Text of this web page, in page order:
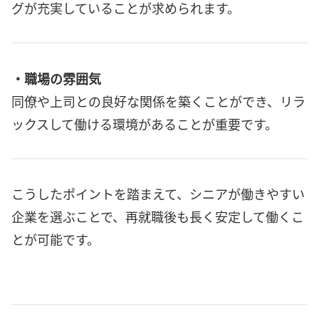
グが充実していることが求められます。
・職場の雰囲気
同僚や上司との良好な関係を築くことができ、リラ
ックスして働ける環境があることが重要です。
こうしたポイントを踏まえて、シニアが働きやすい
企業を選ぶことで、再就職後も長く安定して働くこ
とが可能です。